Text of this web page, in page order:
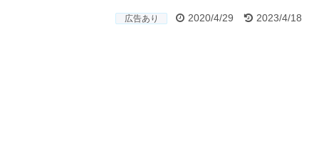
広告あり 2020/4/29 2023/4/18